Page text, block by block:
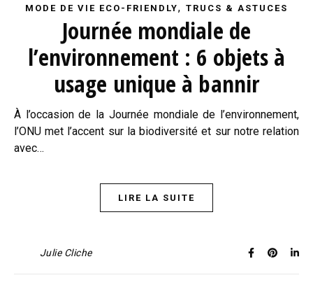
MODE DE VIE ECO-FRIENDLY, TRUCS & ASTUCES
Journée mondiale de
l’environnement : 6 objets à
usage unique à bannir
À l’occasion de la Journée mondiale de l’environnement,
l’ONU met l’accent sur la biodiversité et sur notre relation
avec…
LIRE LA SUITE
Julie Cliche